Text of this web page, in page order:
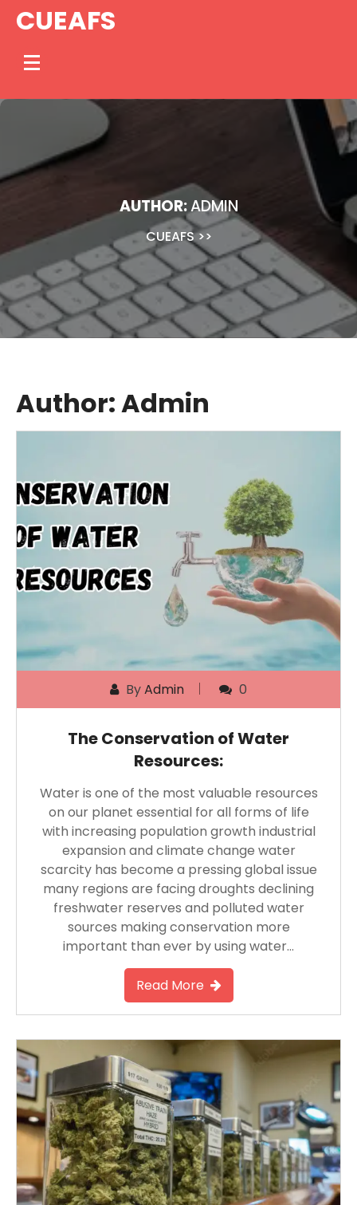
SkipCUEAFS
AUTHOR:ADMIN
CUEAFS>>
Author:Admin
ByAdmin 0
The Conservation of Water
Resources:
Water is one of the most valuable resources
on our planet essential for all forms of life
with increasing population growth industrial
expansion and climate change water
scarcity has become a pressing global issue
many regions are facing droughts declining
freshwater reserves and polluted water
sources making conservation more
important than ever by using water…
Read More